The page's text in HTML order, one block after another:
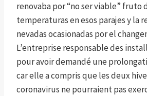
renovaba por “no ser viable” fruto
temperaturas en esos parajes y la
nevadas ocasionadas por el
L’entreprise responsable des
pour avoir demandé une
car elle a compris que les deux
coronavirus ne pourraient pas